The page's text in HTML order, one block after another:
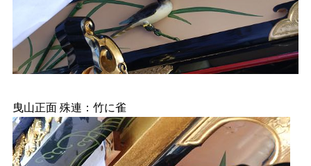
曳山正面 殊連：竹に雀